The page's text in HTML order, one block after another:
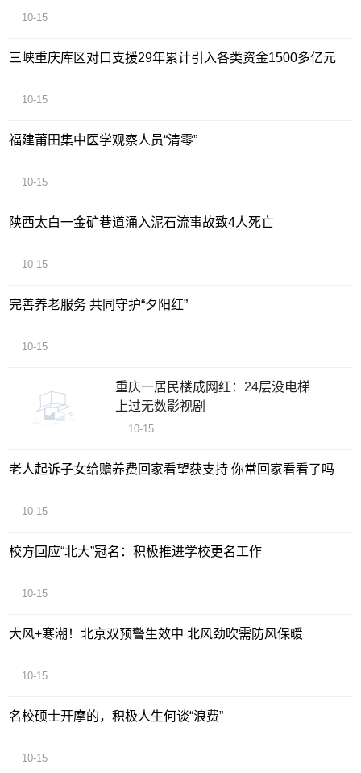
10-15
三峡重庆库区对口支援29年累计引入各类资金1500多亿元
10-15
福建莆田集中医学观察人员“清零”
10-15
陕西太白一金矿巷道涌入泥石流事故致4人死亡
10-15
完善养老服务 共同守护“夕阳红”
10-15
重庆一居民楼成网红：24层没电梯
上过无数影视剧
10-15
老人起诉子女给赡养费回家看望获支持 你常回家看看了吗
10-15
校方回应“北大”冠名：积极推进学校更名工作
10-15
大风+寒潮！北京双预警生效中 北风劲吹需防风保暖
10-15
名校硕士开摩的，积极人生何谈“浪费”
10-15